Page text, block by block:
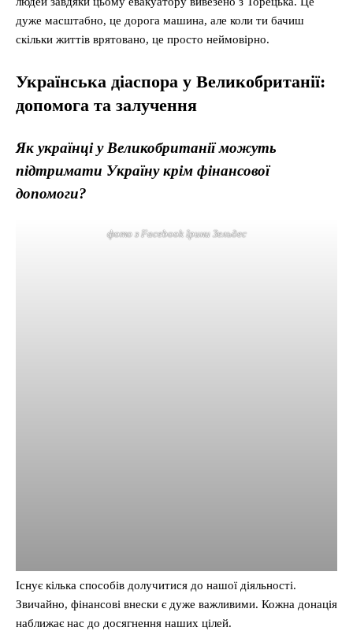
дуже масштабно, це дорога машина, але коли ти бачиш
скільки життів врятовано, це просто неймовірно.
Українська діаспора у Великобританії:
допомога та залучення
Як українці у Великобританії можуть
підтримати Україну крім фінансової
допомоги?
фото з Facebook Ірини Зельдес
Існує кілька способів долучитися до нашої діяльності.
Звичайно, фінансові внески є дуже важливими. Кожна донація
наближає нас до досягнення наших цілей.